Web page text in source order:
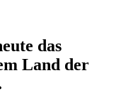
das
Land der